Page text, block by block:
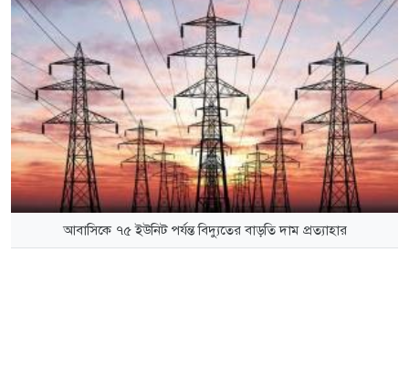
আবাসিকে ৭৫ ইউনিট পর্যন্ত বিদ্যুতের বাড়তি দাম প্রত্যাহার